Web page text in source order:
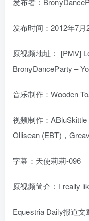
发布时间：2012年7月
原视频地址： [PMV]
BronyDanceParty –
音乐制作：Wooden
视频制作：ABluSkittle
Ollisean (EBT)，
字幕：天使莉莉-096
原视频简介：I really
Equestria Daily报道文